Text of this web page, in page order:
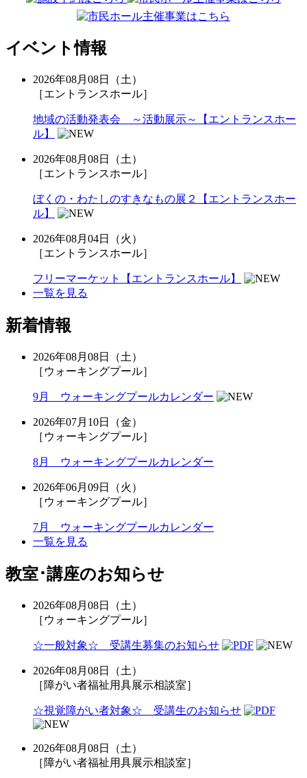
イベント情報
2026年08月08日（土）
［エントランスホール］
地域の活動発表会 ～活動展示～【エントランスホー
ル】
2026年08月08日（土）
［エントランスホール］
ぼくの・わたしのすきなもの展２【エントランスホー
ル】
2026年08月04日（火）
［エントランスホール］
フリーマーケット【エントランスホール】
一覧を見る
新着情報
2026年08月08日（土）
［ウォーキングプール］
9月 ウォーキングプールカレンダー
2026年07月10日（金）
［ウォーキングプール］
8月 ウォーキングプールカレンダー
2026年06月09日（火）
［ウォーキングプール］
7月 ウォーキングプールカレンダー
一覧を見る
教室･講座のお知らせ
2026年08月08日（土）
［ウォーキングプール］
☆一般対象☆ 受講生募集のお知らせ
2026年08月08日（土）
［障がい者福祉用具展示相談室］
☆視覚障がい者対象☆ 受講生のお知らせ
2026年08月08日（土）
［障がい者福祉用具展示相談室］